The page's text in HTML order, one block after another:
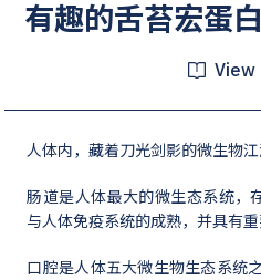
有趣的舌苔宏蛋
View
人体内，藏着刀光剑影的微生物江
肠道是人体最大的微生态系统，
与人体免疫系统的成熟，并具有重
口腔是人体五大微生物生态系统